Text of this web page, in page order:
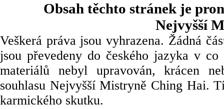
Obsah těchto stránek je
Nejvyšší
Veškerá práva jsou vyhrazena. Žádná
jsou převedeny do českého jazyka v
materiálů nebyl upravován, krácen
souhlasu Nejvyšší Mistryně Ching Hai.
karmického skutku.